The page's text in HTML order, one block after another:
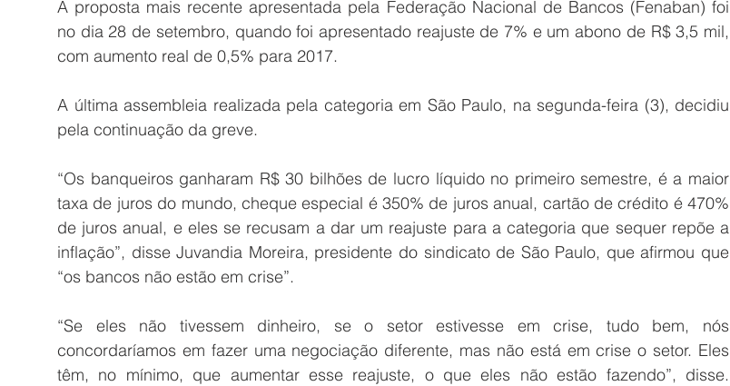
A proposta mais recente apresentada pela Federação Nacional de Bancos (Fenaban) foi
no dia 28 de setembro, quando foi apresentado reajuste de 7% e um abono de R$ 3,5 mil,
com aumento real de 0,5% para 2017.
A última assembleia realizada pela categoria em São Paulo, na segunda-feira (3), decidiu
pela continuação da greve.
“Os banqueiros ganharam R$ 30 bilhões de lucro líquido no primeiro semestre, é a maior
taxa de juros do mundo, cheque especial é 350% de juros anual, cartão de crédito é 470%
de juros anual, e eles se recusam a dar um reajuste para a categoria que sequer repõe a
inflação”, disse Juvandia Moreira, presidente do sindicato de São Paulo, que afirmou que
“os bancos não estão em crise”.
“Se eles não tivessem dinheiro, se o setor estivesse em crise, tudo bem, nós
concordaríamos em fazer uma negociação diferente, mas não está em crise o setor. Eles
têm, no mínimo, que aumentar esse reajuste, o que eles não estão fazendo”, disse.